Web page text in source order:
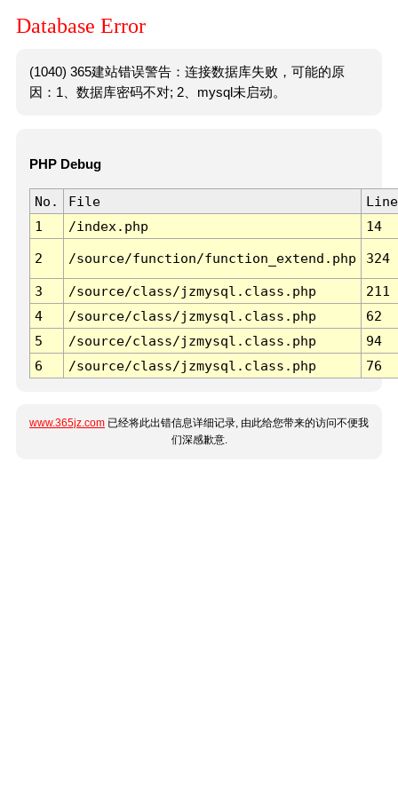
Database Error
(1040) 365建站错误警告：连接数据库失败，可能的原
因：1、数据库密码不对; 2、mysql未启动。
PHP Debug
No. File
Line
1
/index.php 14
2 /source/function/function_extend.php 324
3 /source/class/jzmysql.class.php
211
4
/source/class/jzmysql.class.php
62
5
/source/class/jzmysql.class.php
94
6
/source/class/jzmysql.class.php 76
www.365jz.com 已经将此出错信息详细记录, 由此给您带来的访问不便我
们深感歉意.